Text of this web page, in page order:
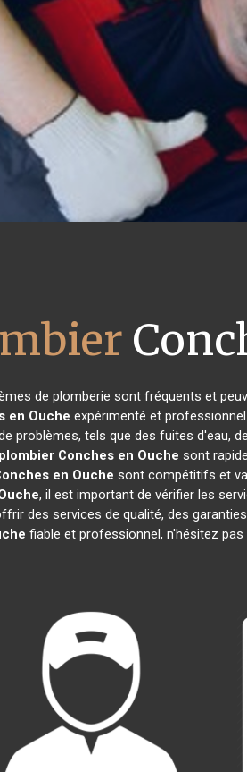
de plomberie sont fréquents et
en Ouche expérimenté et
problèmes, tels que des fuites d'eau,
plombier Conches en Ouche sont
en Ouche sont compétitifs et
, il est important de vérifier les
des services de qualité, des
fiable et professionnel, n'hésitez